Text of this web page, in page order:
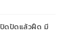
ดปัดแล้วฝืด มี